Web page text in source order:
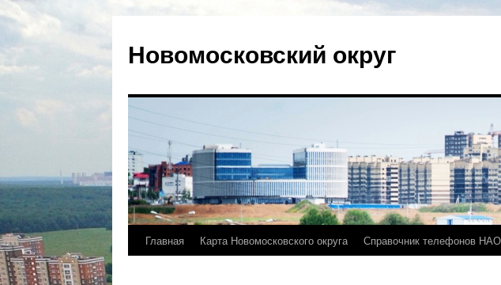
Новомосковский округ
Главная Карта Новомосковского округа Справочник телефонов НАО